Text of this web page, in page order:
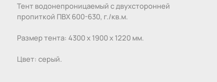
Тент водонепроницаемый с двухсторонней
пропиткой ПВХ 600-630, г./кв.м.
Размер тента: 4300 х 1900 х 1220 мм.
Цвет: серый.